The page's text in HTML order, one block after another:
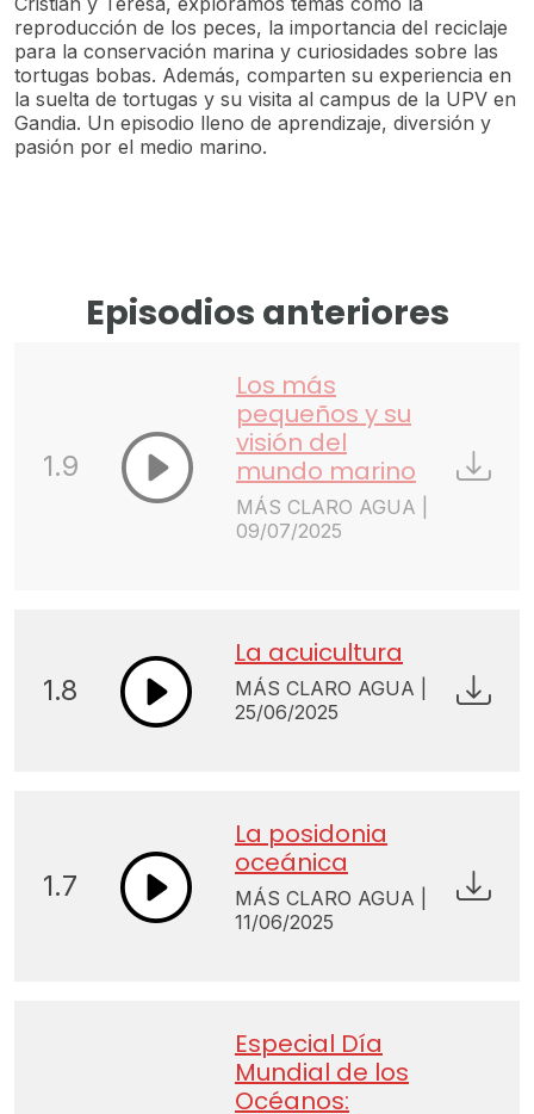
reproducción de los peces, la importancia del reciclaje
para la conservación marina y curiosidades sobre las
tortugas bobas. Además, comparten su experiencia en
la suelta de tortugas y su visita al campus de la UPV en
Gandia. Un episodio lleno de aprendizaje, diversión y
pasión por el medio marino.
Episodios anteriores
1.9
Los más
pequeños y su
visión del
mundo marino
MÁS CLARO AGUA |
09/07/2025
1.8
La acuicultura
MÁS CLARO AGUA |
25/06/2025
1.7
La posidonia
oceánica
MÁS CLARO AGUA |
11/06/2025
Especial Día
Mundial de los
Océanos: